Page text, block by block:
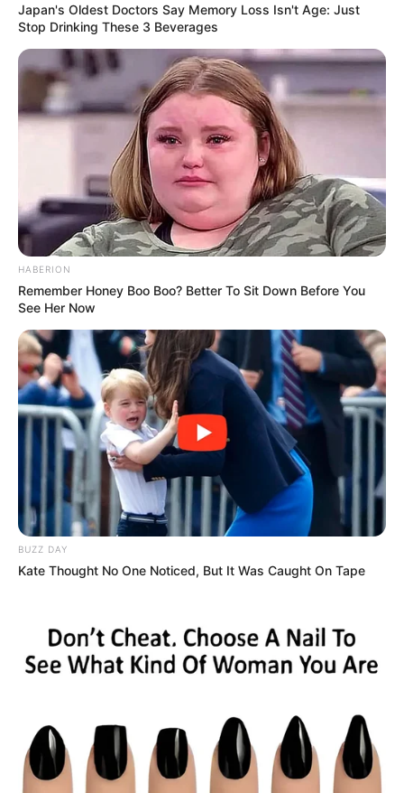
Japan's Oldest Doctors Say Memory Loss Isn't Age: Just
Stop Drinking These 3 Beverages
HABERION
Remember Honey Boo Boo? Better To Sit Down Before You
See Her Now
BUZZ DAY
Kate Thought No One Noticed, But It Was Caught On Tape